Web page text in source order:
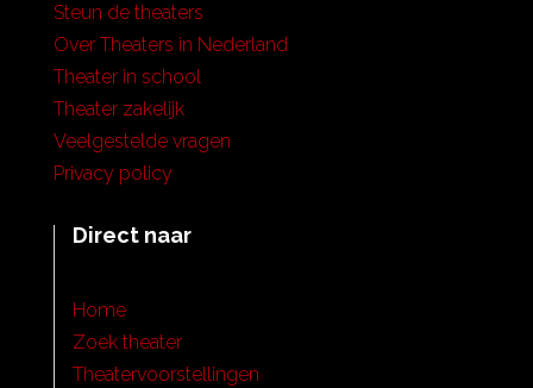
Steun de theaters
Over Theaters in Nederland
Theater in school
Theater zakelijk
Veelgestelde vragen
Privacy policy
Direct naar
Home
Zoek theater
Theatervoorstellingen